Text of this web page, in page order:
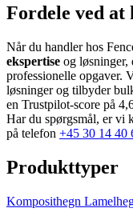
Fordele ved at
Når du handler hos
ekspertise og løsninger,
professionelle opgaver.
løsninger og tilbyder
en Trustpilot-score på
Har du spørgsmål, er vi
på telefon +45 30 14 40
Produkttyper
Komposithegn